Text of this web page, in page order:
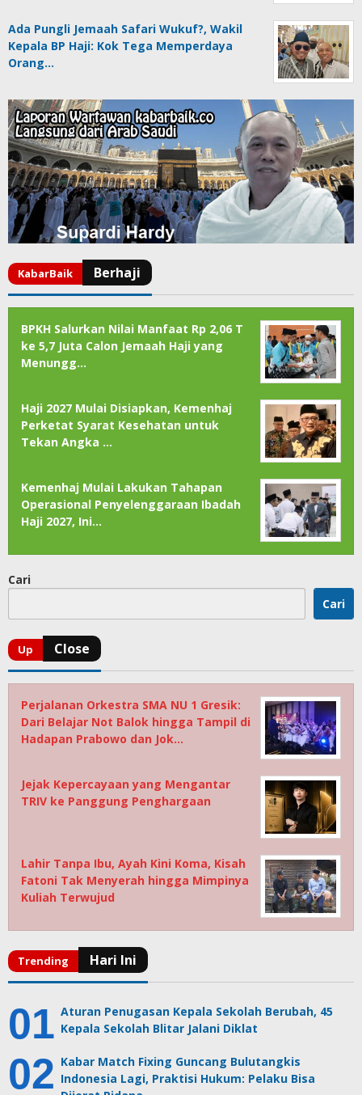
Ada Pungli Jemaah Safari Wukuf?, Wakil
Kepala BP Haji: Kok Tega Memperdaya
Orang…
BPKH Salurkan Nilai Manfaat Rp 2,06 T
ke 5,7 Juta Calon Jemaah Haji yang
Menungg…
Haji 2027 Mulai Disiapkan, Kemenhaj
Perketat Syarat Kesehatan untuk
Tekan Angka …
Kemenhaj Mulai Lakukan Tahapan
Operasional Penyelenggaraan Ibadah
Haji 2027, Ini…
Cari
Cari
Perjalanan Orkestra SMA NU 1 Gresik:
Dari Belajar Not Balok hingga Tampil di
Hadapan Prabowo dan Jok…
Jejak Kepercayaan yang Mengantar
TRIV ke Panggung Penghargaan
Lahir Tanpa Ibu, Ayah Kini Koma, Kisah
Fatoni Tak Menyerah hingga Mimpinya
Kuliah Terwujud
Aturan Penugasan Kepala Sekolah Berubah, 45
Kepala Sekolah Blitar Jalani Diklat
Kabar Match Fixing Guncang Bulutangkis
Indonesia Lagi, Praktisi Hukum: Pelaku Bisa